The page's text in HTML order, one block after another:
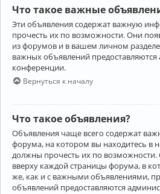
Что такое важные
Эти объявления содержат важную
прочесть их по возможности. Они
из форумов и в вашем личном
важных объявлений
конференции.
Вернуться к началу
Что такое объявления?
Объявления чаще всего содержат
форума, на котором вы находитесь в
должны прочесть их по возможности.
вверху каждой страницы форума, в
же, как и с важными объявлениями,
объявлений предоставляются